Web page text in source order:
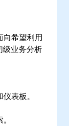
向希望利用
级业务分析
表板。